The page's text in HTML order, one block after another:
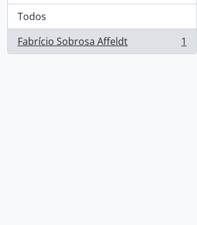
Todos
Fabrício Sobrosa Affeldt
, 1 resultados 1